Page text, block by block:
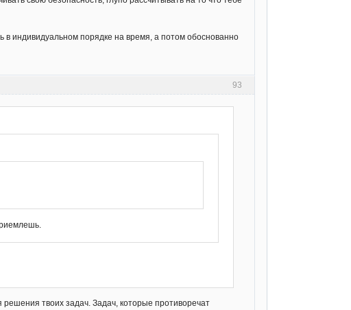
в индивидуальном порядке на время, а потом обоснованно
93
твоих задач. Задач, которые противоречат